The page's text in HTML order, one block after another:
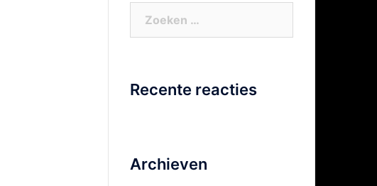
Recente reacties
Archieven